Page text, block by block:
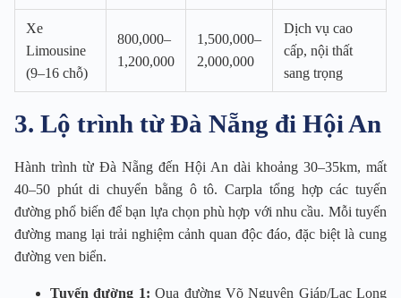
Xe
Limousine
(9–16 chỗ)
800,000–
1,200,000
1,500,000–
2,000,000
Dịch vụ cao
cấp, nội thất
sang trọng
3. Lộ trình từ Đà Nẵng đi Hội An
Hành trình từ Đà Nẵng đến Hội An dài khoảng 30–35km, mất
40–50 phút di chuyển bằng ô tô. Carpla tổng hợp các tuyến
đường phổ biến để bạn lựa chọn phù hợp với nhu cầu. Mỗi tuyến
đường mang lại trải nghiệm cảnh quan độc đáo, đặc biệt là cung
đường ven biển.
Tuyến đường 1: Qua đường Võ Nguyên Giáp/Lạc Long